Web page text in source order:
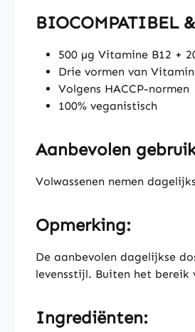
BIOCOMPATIBEL
500 µg Vitamine B12 +
Drie vormen van
Volgens HACCP-normen
100% veganistisch
Aanbevolen
Volwassenen nemen dagelijks
Opmerking:
De aanbevolen dagelijkse
levensstijl. Buiten het bereik
Ingrediënten: